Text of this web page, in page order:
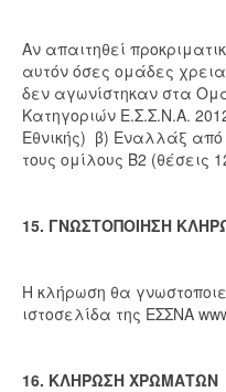
Αν απαιτηθεί
αυτόν όσες ομάδες
δεν αγωνίστηκαν στα
Κατηγοριών Ε.Σ.Σ.Ν.Α.
Εθνικής) β) Εναλλάξ
τους ομίλους Β2 (θέσεις
15. ΓΝΩΣΤΟΠΟΙΗΣΗ
Η κλήρωση θα
ιστοσελίδα της ΕΣΣΝΑ
16. ΚΛΗΡΩΣΗ ΧΡΩΜΑΤΩΝ